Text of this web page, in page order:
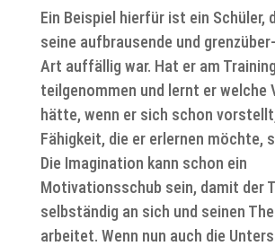
Ein Beispiel hierfür ist ein Schüler,
seine aufbrausende und
Art auffällig war. Hat er am Training
teilgenommen und lernt er welche
hätte, wenn er sich schon
Fähigkeit, die er erlernen möchte,
Die Imagination kann schon ein
Motivationsschub sein, damit der
selbständig an sich und seinen
arbeitet. Wenn nun auch die